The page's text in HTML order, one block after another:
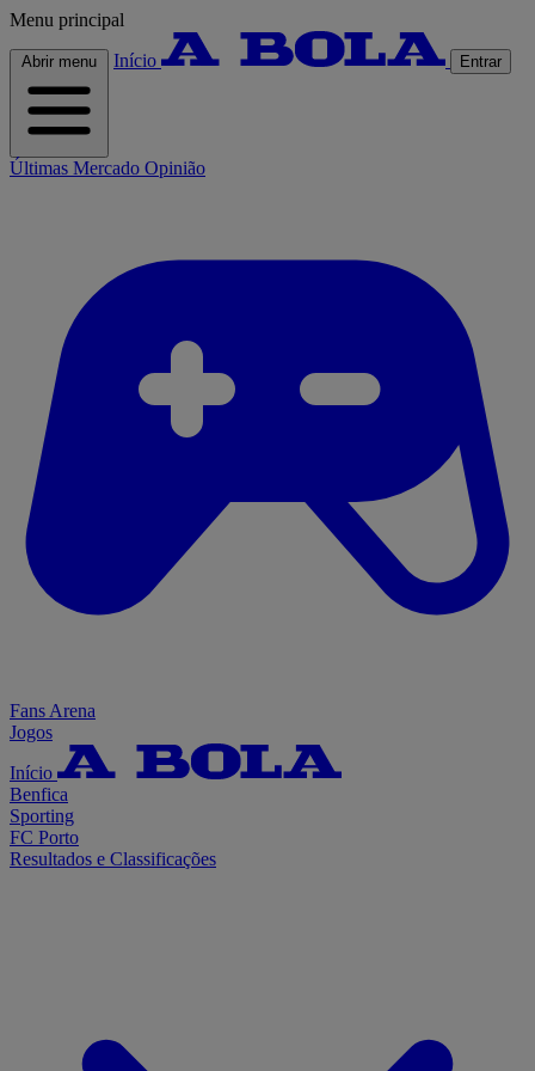
Menu principal
Abrir menu Início Entrar
Últimas Mercado Opinião
Fans Arena
Jogos
Início
Benfica
Sporting
FC Porto
Resultados e Classificações